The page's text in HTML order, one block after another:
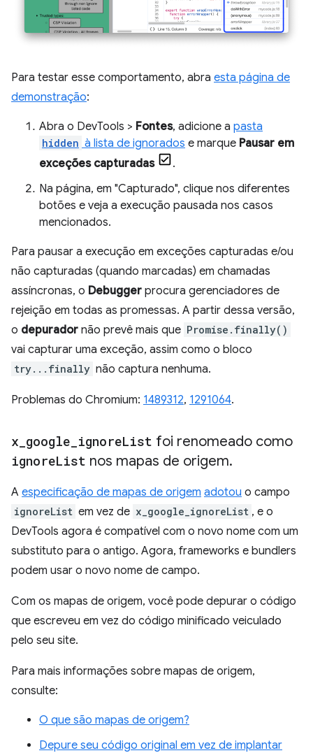
Para testar esse comportamento, abra esta página de
demonstração:
Abra o DevTools > Fontes, adicione a pasta
hidden à lista de ignorados e marque Pausar em
exceções capturadas
.
Na página, em "Capturado", clique nos diferentes
botões e veja a execução pausada nos casos
mencionados.
Para pausar a execução em exceções capturadas e/ou
não capturadas (quando marcadas) em chamadas
assíncronas, o Debugger procura gerenciadores de
rejeição em todas as promessas. A partir dessa versão,
o depurador não prevê mais que Promise.finally()
vai capturar uma exceção, assim como o bloco
try...finally não captura nenhuma.
Problemas do Chromium: 1489312, 1291064.
x google ignoreList foi renomeado como
ignoreList nos mapas de origem.
A especificação de mapas de origem adotou o campo
ignoreList em vez de x_google_ignoreList , e o
DevTools agora é compatível com o novo nome com um
substituto para o antigo. Agora, frameworks e bundlers
podem usar o novo nome de campo.
Com os mapas de origem, você pode depurar o código
que escreveu em vez do código minificado veiculado
pelo seu site.
Para mais informações sobre mapas de origem,
consulte:
O que são mapas de origem?
Depure seu código original em vez de implantar